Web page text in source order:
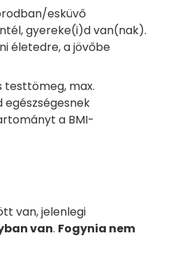
esküvő
gyereke(i)d van(nak).
életedre, a jövőbe
max.
egészségesnek
a BMI-
van, jelenlegi
van. Fogynia nem